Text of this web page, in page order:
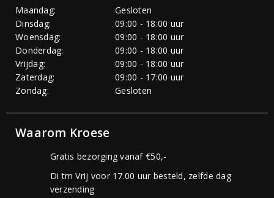
Maandag:
Gesloten
Dinsdag:
09:00 - 18:00 uur
Woensdag:
09:00 - 18:00 uur
Donderdag:
09:00 - 18:00 uur
Vrijdag:
09:00 - 18:00 uur
Zaterdag:
09:00 - 17:00 uur
Zondag:
Gesloten
Waarom Kroese
Gratis bezorging vanaf €50,-
Di tm Vrij voor 17.00 uur besteld, zelfde dag
verzending